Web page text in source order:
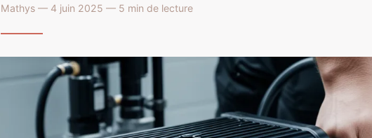
Mathys — 4 juin 2025 — 5 min de lecture